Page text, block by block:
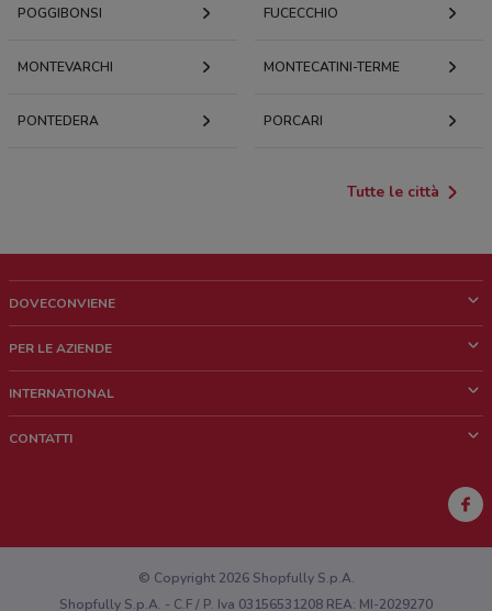
POGGIBONSI FUCECCHIO
MONTEVARCHI MONTECATINI-TERME
PONTEDERA PORCARI
Tutte le città
DOVECONVIENE
Chi siamo
Lavora con noi
PER LE AZIENDE
Richieste commerciali e marketing
INTERNATIONAL
CONTATTI
Hai un malfunzionamento sul web o sull'app?
© Copyright 2026 Shopfully S.p.A.
Shopfully S.p.A. - C.F / P. Iva 03156531208 REA: MI-2029270